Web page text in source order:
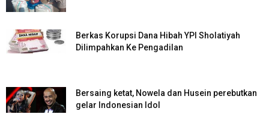
Berkas Korupsi Dana Hibah YPI Sholatiyah
Dilimpahkan Ke Pengadilan
Bersaing ketat, Nowela dan Husein perebutkan
gelar Indonesian Idol